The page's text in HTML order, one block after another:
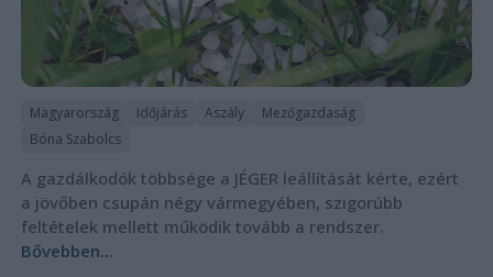
Magyarország Időjárás Aszály
Mezőgazdaság
Bóna Szabolcs
A gazdálkodók többsége a JÉGER leállítását kérte, ezért
a jövőben csupán négy vármegyében, szigorúbb
feltételek mellett működik tovább a rendszer.
Bővebben...